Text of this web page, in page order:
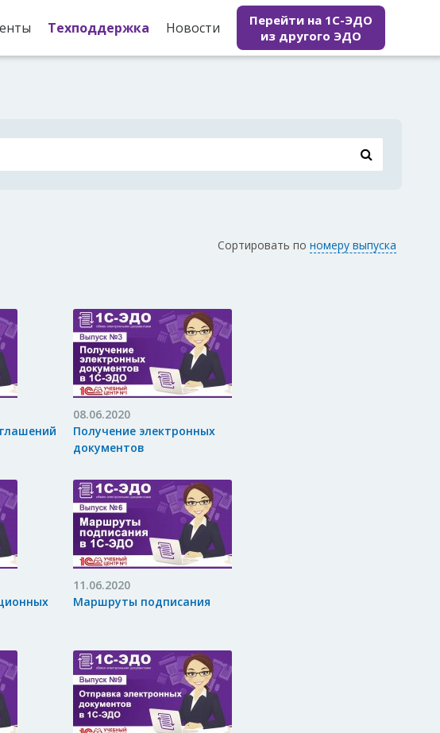
Техподдержка Новости
Перейти на 1С-ЭДО
из другого ЭДО
Сортировать по номеру выпуска
08.06.2020
Получение электронных
документов
11.06.2020
Маршруты подписания